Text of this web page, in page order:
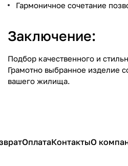
Гармоничное сочетание
Заключение:
Подбор качественного и
Грамотно выбранное изделие
вашего жилища.
ОплатаКонтактыО